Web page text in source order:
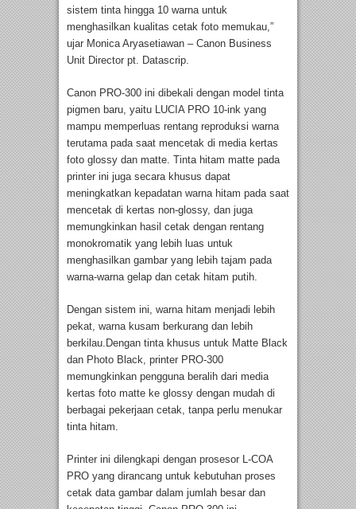
sistem tinta hingga 10 warna untuk
menghasilkan kualitas cetak foto memukau,”
ujar Monica Aryasetiawan – Canon Business
Unit Director pt. Datascrip.
Canon PRO-300 ini dibekali dengan model tinta
pigmen baru, yaitu LUCIA PRO 10-ink yang
mampu memperluas rentang reproduksi warna
terutama pada saat mencetak di media kertas
foto glossy dan matte. Tinta hitam matte pada
printer ini juga secara khusus dapat
meningkatkan kepadatan warna hitam pada saat
mencetak di kertas non-glossy, dan juga
memungkinkan hasil cetak dengan rentang
monokromatik yang lebih luas untuk
menghasilkan gambar yang lebih tajam pada
warna-warna gelap dan cetak hitam putih.
Dengan sistem ini, warna hitam menjadi lebih
pekat, warna kusam berkurang dan lebih
berkilau.Dengan tinta khusus untuk Matte Black
dan Photo Black, printer PRO-300
memungkinkan pengguna beralih dari media
kertas foto matte ke glossy dengan mudah di
berbagai pekerjaan cetak, tanpa perlu menukar
tinta hitam.
Printer ini dilengkapi dengan prosesor L-COA
PRO yang dirancang untuk kebutuhan proses
cetak data gambar dalam jumlah besar dan